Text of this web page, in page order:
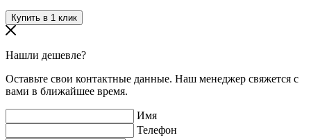
Нашли дешевле?
Оставьте свои контактные данные. Наш менеджер свяжется с
вами в ближайшее время.
Имя
Телефон